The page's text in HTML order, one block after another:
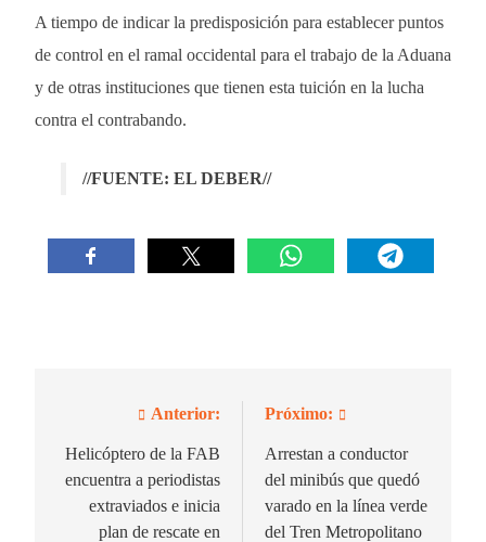
A tiempo de indicar la predisposición para establecer puntos
de control en el ramal occidental para el trabajo de la Aduana
y de otras instituciones que tienen esta tuición en la lucha
contra el contrabando.
//FUENTE: EL DEBER//
Navegación
de
entradas
Anterior:
Helicóptero de la FAB
encuentra a periodistas
extraviados e inicia
plan de rescate en
Próximo:
Arrestan a conductor
del minibús que quedó
varado en la línea verde
del Tren Metropolitano